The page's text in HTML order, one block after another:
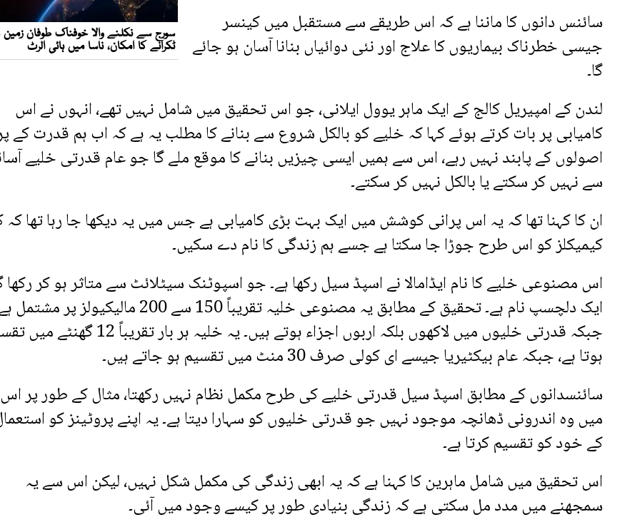
سائنس دانوں کا ماننا ہے کہ اس طریقے سے مستقبل میں کینسر
جیسی خطرناک بیماریوں کا علاج اور نئی دوائیاں بنانا آسان ہو جائے
گا۔
لندن کے امپیریل کالج کے ایک ماہر یوول ایلانی، جو اس تحقیق میں شامل نہیں تھے، انہوں نے اس
کامیابی پر بات کرتے ہوئے کہا کہ خلیے کو بالکل شروع سے بنانے کا مطلب یہ ہے کہ اب ہم قدرت کے
اصولوں کے پابند نہیں رہے، اس سے ہمیں ایسی چیزیں بنانے کا موقع ملے گا جو عام قدرتی خلیے
سے نہیں کر سکتے یا بالکل نہیں کر سکتے۔
ان کا کہنا تھا کہ یہ اس پرانی کوشش میں ایک بہت بڑی کامیابی ہے جس میں یہ دیکھا جا رہا تھا کہ
کیمیکلز کو اس طرح جوڑا جا سکتا ہے جسے ہم زندگی کا نام دے سکیں۔
اس مصنوعی خلیے کا نام ایڈامالا نے اسپڈ سیل رکھا ہے۔ جو اسپوٹنک سیٹلائٹ سے متاثر ہو کر رکھا
ایک دلچسپ نام ہے۔ تحقیق کے مطابق یہ مصنوعی خلیہ تقریباً 150 سے 200 مالیکیولز پر
جبکہ قدرتی خلیوں میں لاکھوں بلکہ اربوں اجزاء ہوتے ہیں۔ یہ خلیہ ہر بار تقریباً
ہوتا ہے، جبکہ عام بیکٹیریا جیسے ای کولی صرف 30 منٹ میں تقسیم ہو جاتے ہیں۔
سائنسدانوں کے مطابق اسپڈ سیل قدرتی خلیے کی طرح مکمل نظام نہیں رکھتا، مثال کے طور پر اس
میں وہ اندرونی ڈھانچہ موجود نہیں جو قدرتی خلیوں کو سہارا دیتا ہے۔ یہ اپنے پروٹینز کو
کے خود کو تقسیم کرتا ہے۔
اس تحقیق میں شامل ماہرین کا کہنا ہے کہ یہ ابھی زندگی کی مکمل شکل نہیں، لیکن اس سے یہ
سمجھنے میں مدد مل سکتی ہے کہ زندگی بنیادی طور پر کیسے وجود میں آئی۔